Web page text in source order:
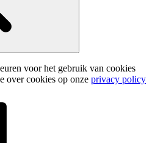
voor het gebruik van cookies
over cookies op onze privacy policy